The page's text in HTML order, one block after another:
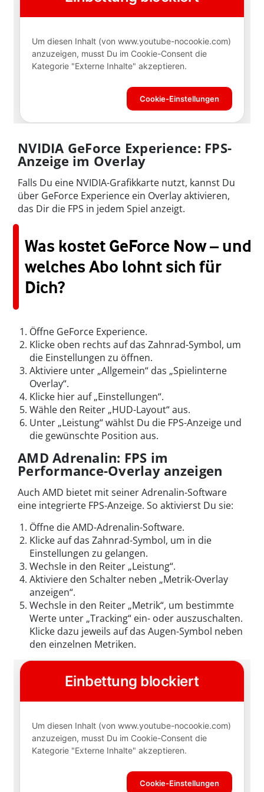
NVIDIA GeForce Experience: FPS-
Anzeige im Overlay
Falls Du eine NVIDIA-Grafikkarte nutzt, kannst Du
über GeForce Experience ein Overlay aktivieren,
das Dir die FPS in jedem Spiel anzeigt.
Was kostet GeForce Now – und
welches Abo lohnt sich für
Dich?
Öffne GeForce Experience.
Klicke oben rechts auf das Zahnrad-Symbol, um
die Einstellungen zu öffnen.
Aktiviere unter „Allgemein“ das „Spielinterne
Overlay“.
Klicke hier auf „Einstellungen“.
Wähle den Reiter „HUD-Layout“ aus.
Unter „Leistung“ wählst Du die FPS-Anzeige und
die gewünschte Position aus.
AMD Adrenalin: FPS im
Performance-Overlay anzeigen
Auch AMD bietet mit seiner Adrenalin-Software
eine integrierte FPS-Anzeige. So aktivierst Du sie:
Öffne die AMD-Adrenalin-Software.
Klicke auf das Zahnrad-Symbol, um in die
Einstellungen zu gelangen.
Wechsle in den Reiter „Leistung“.
Aktiviere den Schalter neben „Metrik-Overlay
anzeigen“.
Wechsle in den Reiter „Metrik“, um bestimmte
Werte unter „Tracking“ ein- oder auszuschalten.
Klicke dazu jeweils auf das Augen-Symbol neben
den einzelnen Metriken.